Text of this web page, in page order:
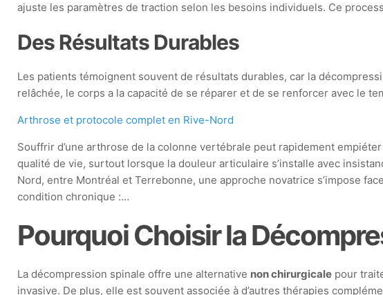
ajuste les paramètres de traction selon les besoins individuels. Ce
Des Résultats Durables
Les patients témoignent souvent de résultats durables, car la
relâchée, le corps a la capacité de se réparer et de se renforcer avec le
Arthrose et protocole complet en Rive-Nord
Souffrir d’une arthrose de la colonne vertébrale peut rapidement
qualité de vie, surtout lorsque la douleur articulaire s’installe avec
Nord, entre Montréal et Terrebonne, une approche novatrice s’impose
condition chronique :…
Pourquoi Choisir la
La décompression spinale offre une alternative non chirurgicale pour
invasive. De plus, elle est souvent associée à d’autres thérapies